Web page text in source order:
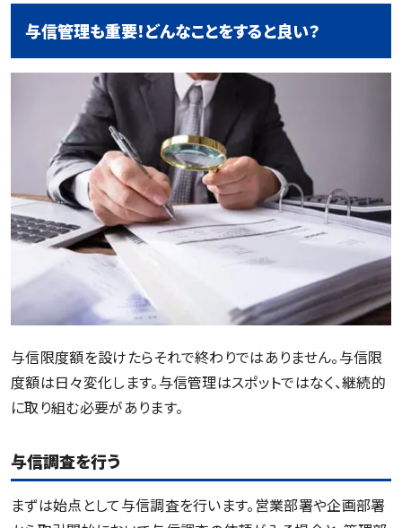
与信管理も重要！どんなことをすると良い？
与信限度額を設けたらそれで終わりではありません。与信限
度額は日々変化します。与信管理はスポットではなく、継続的
に取り組む必要があります。
与信調査を行う
まずは始点として与信調査を行います。営業部署や企画部署